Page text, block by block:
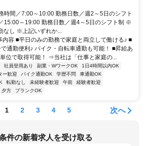
自己負担）※規定あり バイク・自転車通勤
時間／7:00～10:00 勤務日数／週2～5日のシフト
15:00～19:00 勤務日数／週4～5日のシフト制 ※
なし ※上記いずれか...
内容 ■平日のみの勤務で家庭と両立して働ける♪ ■
通勤便利♪ バイク・自転車通勤も可能！ ■昇給あ
位で取得可能！ ⇒当社は「仕事と家庭の...
社員登用あり 副業・WワークOK
1日4時間以内OK
ー歓迎 バイク通勤OK 学歴不問
車通勤OK
転勤なし 未経験者歓迎 午前
経験者歓迎
夕方 ブランクOK
1 2 3 4 5 次へ
件の新着求人を受け取る